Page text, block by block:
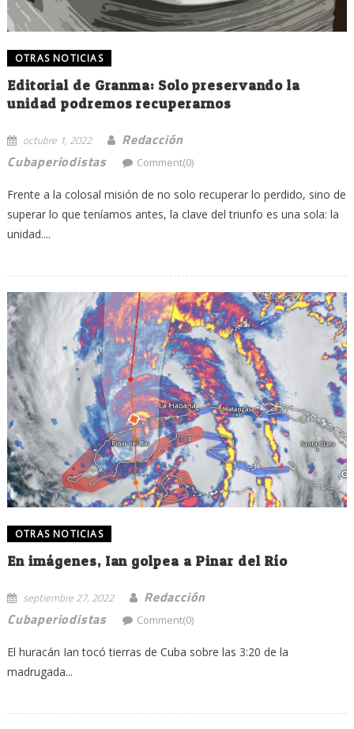
OTRAS NOTICIAS
Editorial de Granma: Solo preservando la
unidad podremos recuperarnos
octubre 1, 2022
Redacción
Cubaperiodistas
Comment(0)
Frente a la colosal misión de no solo recuperar lo perdido, sino de
superar lo que teníamos antes, la clave del triunfo es una sola: la
unidad....
OTRAS NOTICIAS
En imágenes, Ian golpea a Pinar del Río
septiembre 27, 2022
Redacción
Cubaperiodistas
Comment(0)
El huracán Ian tocó tierras de Cuba sobre las 3:20 de la
madrugada...